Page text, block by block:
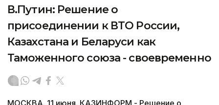
В.Путин: Решение о
присоединении к ВТО России,
Казахстана и Беларуси как
Таможенного союза - своевременно